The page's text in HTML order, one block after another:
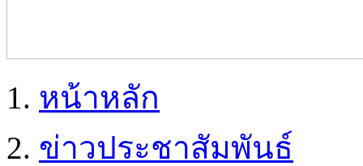
หน้าหลัก
ข่าวประชาสัมพันธ์